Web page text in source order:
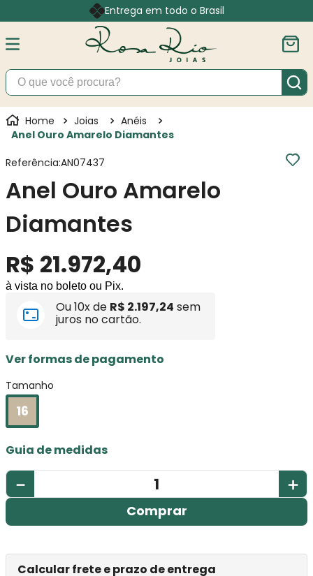
Entrega em todo o Brasil
O que você procura?
Joias
Anéis
Anel Ouro Amarelo Diamantes
Referência:AN07437
Anel Ouro Amarelo
Diamantes
R$ 21.972,40
à vista no boleto ou Pix.
Ou10x de R$ 2.197,24 sem
juros no cartão.
Ver formas de pagamento
Tamanho
16
Guia de medidas
＋
－
Comprar